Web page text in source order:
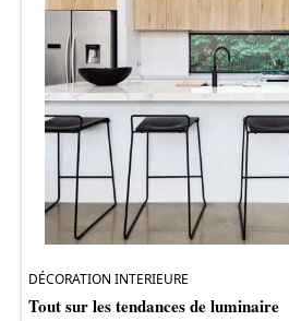
DÉCORATION INTERIEURE
Tout sur les tendances de luminaire